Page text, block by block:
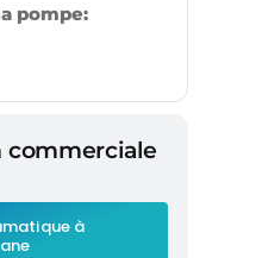
pompe:
à